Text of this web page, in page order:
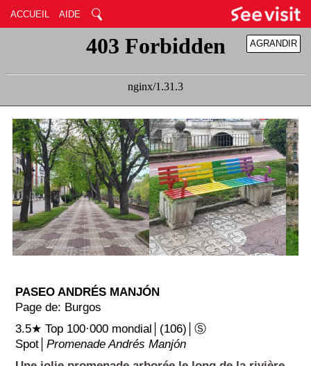
ACCUEIL AIDE
RÉDUIRE
AGRANDIR
PASEO ANDRÉS MANJÓN
Page de: Burgos
3.5★ Top 100·000 mondial│(106)│Ⓢ
Spot│Promenade Andrés Manjón